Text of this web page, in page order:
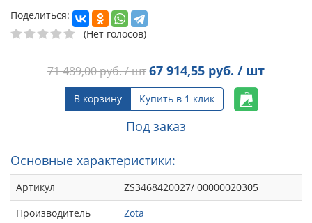
Поделиться:
(Нет голосов)
71 489,00руб. / шт67 914,55 руб. / шт
В корзину Купить в 1 клик
Под заказ
Основные характеристики:
Артикул
ZS3468420027/ 00000020305
Производитель
Zota